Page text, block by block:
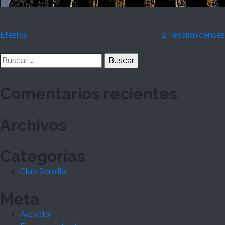
Navegación
de
Efesios 2 Tesalonicenses
Buscar:
Comentarios recientes
Archivos
Categorías
Club Semilla
Meta
Acceder